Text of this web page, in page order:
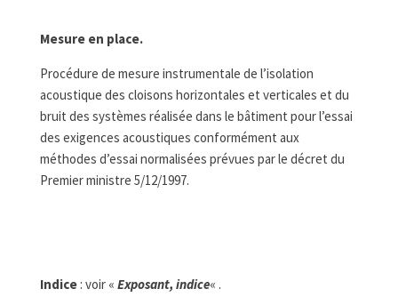
Mesure en place.
Procédure de mesure instrumentale de l’isolation
acoustique des cloisons horizontales et verticales et du
bruit des systèmes réalisée dans le bâtiment pour l’essai
des exigences acoustiques conformément aux
méthodes d’essai normalisées prévues par le décret du
Premier ministre 5/12/1997.
Indice: voir « Exposant, indice« .